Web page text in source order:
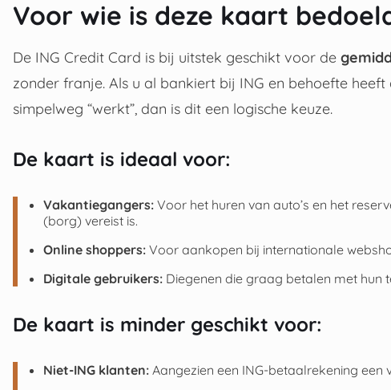
Voor wie is deze kaart
De ING Credit Card is bij uitstek geschikt voor de
zonder franje. Als u al bankiert bij ING en behoefte
simpelweg “werkt”, dan is dit een logische keuze.
De kaart is ideaal voor:
Vakantiegangers: Voor het huren van auto’s en het
(borg) vereist is.
Online shoppers: Voor aankopen bij internationale
Digitale gebruikers: Diegenen die graag betalen met hun
De kaart is minder geschikt voor:
Niet-ING klanten: Aangezien een ING-betaalrekening een